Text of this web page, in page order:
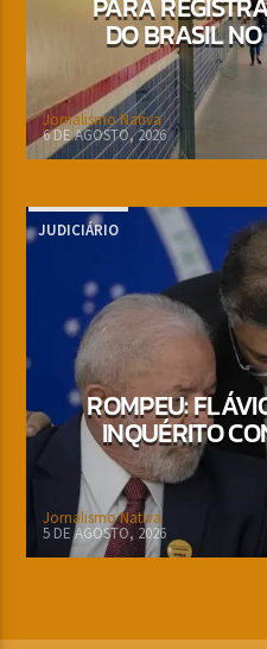
DO BRASIL
Jornalismo Nativa
6 DE AGOSTO, 2026
JUDICIÁRIO
ROMPEU:
INQUÉRITO
Jornalismo Nativa
5 DE AGOSTO, 2026